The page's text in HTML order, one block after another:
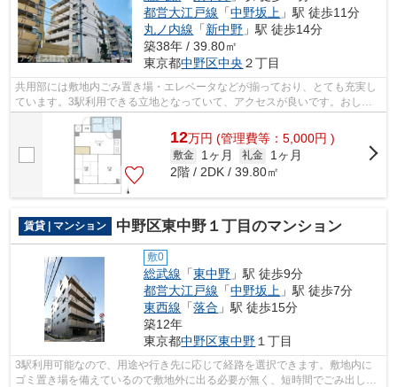
都営大江戸線 「中野坂上 」駅 徒歩11分
丸ノ内線 「新中野 」駅 徒歩14分
築38年 / 39.80㎡
東京都中野区中央 ２丁目
共用部には敷地内ごみ置き場・エレベータなどが揃っており、とても充実し
ています。3駅利用できる立地となっていて、アクセスが良いです。おしゃ
れなあなたにピッタリな外観タイル張り...
12万円 (管理費等：5,000円 )
敷金 1ヶ月 礼金
1ヶ月
2階 / 2DK / 39.80㎡
賃貸 | マンション 中野区東中野１丁目のマンション
敷0
総武線 「東中野 」駅 徒歩9分
都営大江戸線 「中野坂上 」駅 徒歩7分
東西線 「落合 」駅 徒歩15分
築12年
東京都中野区東中野 １丁目
3駅利用可能なので、用途や行き先に応じて経路を選択できます。敷地内に
ゴミ置き場を備えているので敷地外に出る必要が無く、短時間でごみ出しを